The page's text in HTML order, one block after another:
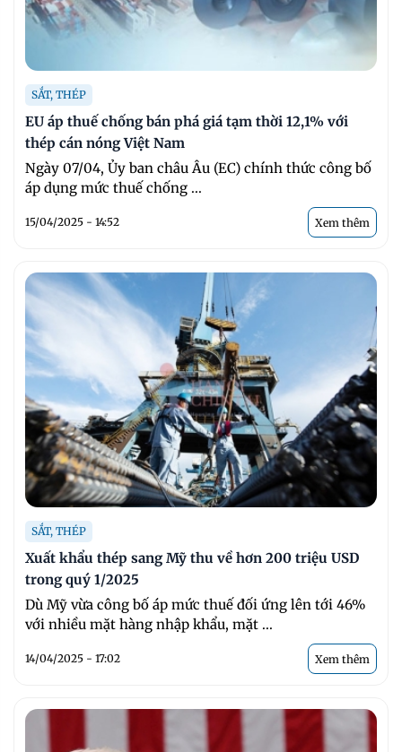
SẮT, THÉP
EU áp thuế chống bán phá giá tạm thời 12,1% với
thép cán nóng Việt Nam
Ngày 07/04, Ủy ban châu Âu (EC) chính thức công bố
áp dụng mức thuế chống ...
15/04/2025 - 14:52 Xem thêm
SẮT, THÉP
Xuất khẩu thép sang Mỹ thu về hơn 200 triệu USD
trong quý 1/2025
Dù Mỹ vừa công bố áp mức thuế đối ứng lên tới 46%
với nhiều mặt hàng nhập khẩu, mặt ...
14/04/2025 - 17:02 Xem thêm